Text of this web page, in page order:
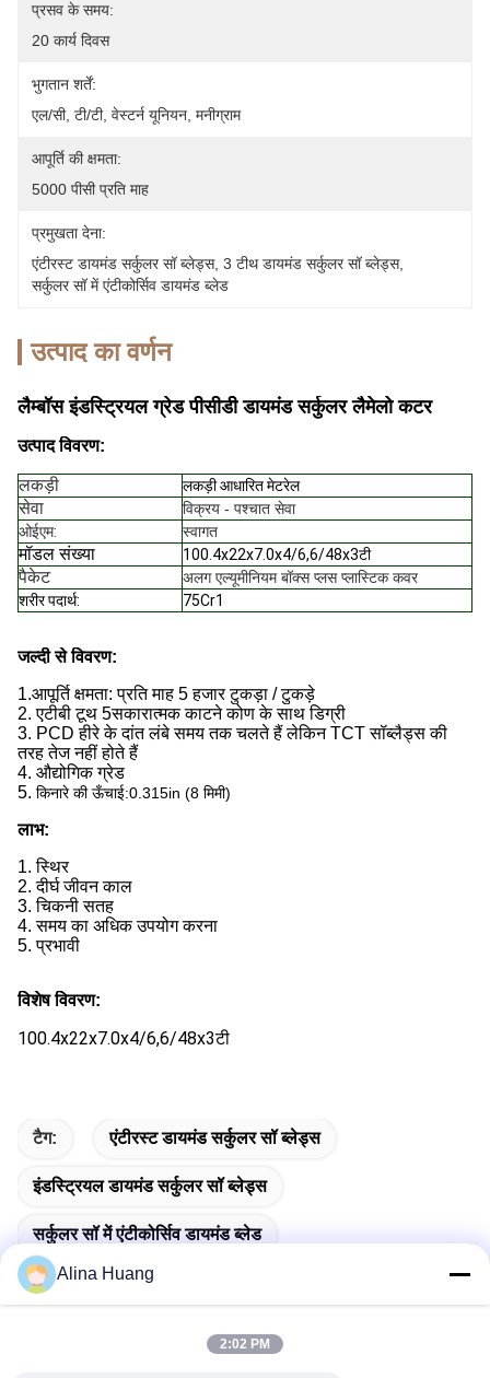
प्रसव के समय:
20 कार्य दिवस
भुगतान शर्तें:
एल/सी, टी/टी, वेस्टर्न यूनियन, मनीग्राम
आपूर्ति की क्षमता:
5000 पीसी प्रति माह
प्रमुखता देना:
एंटीरस्ट डायमंड सर्कुलर सॉ ब्लेड्स, 3 टीथ डायमंड सर्कुलर सॉ ब्लेड्स,
सर्कुलर सॉ में एंटीकोर्सिव डायमंड ब्लेड
उत्पाद का वर्णन
लैम्बॉस इंडस्ट्रियल ग्रेड पीसीडी डायमंड सर्कुलर लैमेलो कटर
उत्पाद विवरण:
लकड़ी लकड़ी आधारित मेटरेल
सेवा
विक्रय - पश्चात सेवा
ओईएम: स्वागत
मॉडल संख्या 100.4x22x7.0x4/6,6/48x3टी
पैकेट
अलग एल्यूमीनियम बॉक्स प्लस प्लास्टिक कवर
शरीर पदार्थ: 75Cr1
जल्दी से विवरण:
1.आपूर्ति क्षमता: प्रति माह 5 हजार टुकड़ा / टुकड़े
2. एटीबी टूथ 5सकारात्मक काटने कोण के साथ डिग्री
3. PCD हीरे के दांत लंबे समय तक चलते हैं लेकिन TCT सॉब्लैड्स की
तरह तेज नहीं होते हैं
4. औद्योगिक ग्रेड
5. किनारे की ऊँचाई:0.315in (8 मिमी)
लाभ:
1. स्थिर
2. दीर्घ जीवन काल
3. चिकनी सतह
4. समय का अधिक उपयोग करना
5. प्रभावी
विशेष विवरण:
100.4x22x7.0x4/6,6/48x3टी
टैग: एंटीरस्ट डायमंड सर्कुलर सॉ ब्लेड्स
इंडस्ट्रियल डायमंड सर्कुलर सॉ ब्लेड्स
सर्कुलर सॉ में एंटीकोर्सिव डायमंड ब्लेड
Alina Huang
2:02 PM